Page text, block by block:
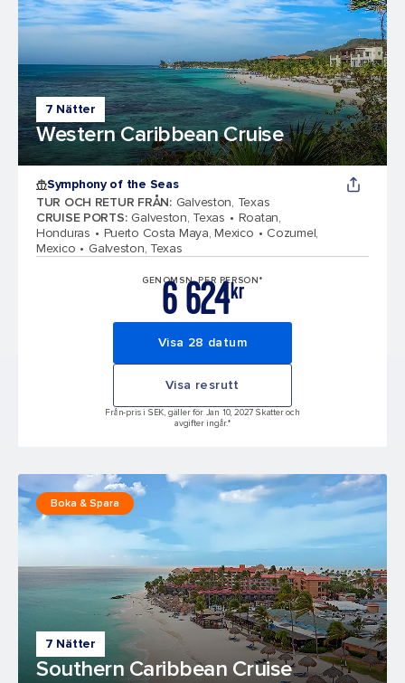
7 Nätter
Western Caribbean Cruise
Symphony of the Seas
TUR OCH RETUR FRÅN: Galveston, Texas
CRUISE PORTS: Galveston, Texas
Roatan,
Honduras
Puerto Costa Maya, Mexico
Cozumel,
Mexico
Galveston, Texas
GENOMSN. PER PERSON*
kr
6 624
Visa 28 datum
Visa resrutt
Från-pris i SEK, gäller för Jan 10, 2027 Skatter och
avgifter ingår.*
7 Nätter
Southern Caribbean Cruise
Boka & Spara